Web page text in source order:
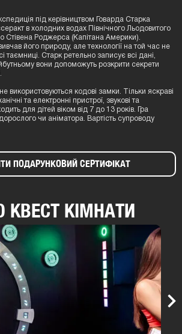
під керівництвом Говарда Старка
в холодних водах Північного Льодовитого
Стівена Роджерса (Капітана Америки).
його природу, але технології на той час не
таємниці. Старк ретельно записує всі дані,
вони допоможуть розкрити секрети
не використовуються кодові замки. Тільки яскраві
та електронні пристрої, звукові та
для дітей віком від 7 до 13 років. Гра
чи аніматора. Вартість супроводу
ПОДАРУНКОВИЙ СЕРТИФІКАТ
КВЕСТ КІМНАТИ